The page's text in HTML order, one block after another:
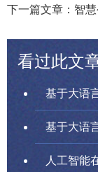
下一篇文章：智
看过此文
基于大语
基于大语
人工智能